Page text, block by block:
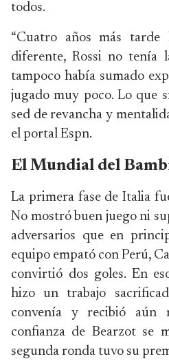
todos.
“Cuatro años más
diferente, Rossi no tenía
tampoco había sumado
jugado muy poco. Lo que
sed de revancha y
el portal Espn.
El Mundial del
La primera fase de Italia
No mostró buen juego ni
adversarios que en
equipo empató con Perú,
convirtió dos goles. En
hizo un trabajo
convenía y recibió aún
confianza de Bearzot se
segunda ronda tuvo su